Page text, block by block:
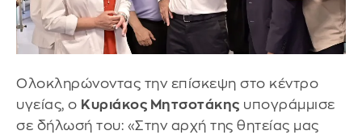
Ολοκληρώνοντας την επίσκεψη στο κέντρο
υγείας, ο Κυριάκος Μητσοτάκης υπογράμμισε
σε δήλωσή του: «Στην αρχή της θητείας μας